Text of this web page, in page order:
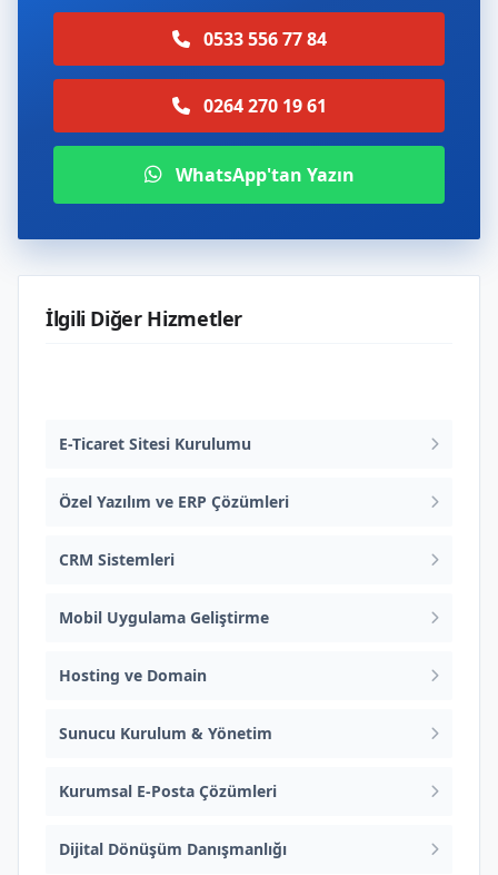
0533 556 77 84
0264 270 19 61
WhatsApp'tan Yazın
İlgili Diğer Hizmetler
E-Ticaret Sitesi Kurulumu
Özel Yazılım ve ERP Çözümleri
CRM Sistemleri
Mobil Uygulama Geliştirme
Hosting ve Domain
Sunucu Kurulum & Yönetim
Kurumsal E-Posta Çözümleri
Dijital Dönüşüm Danışmanlığı